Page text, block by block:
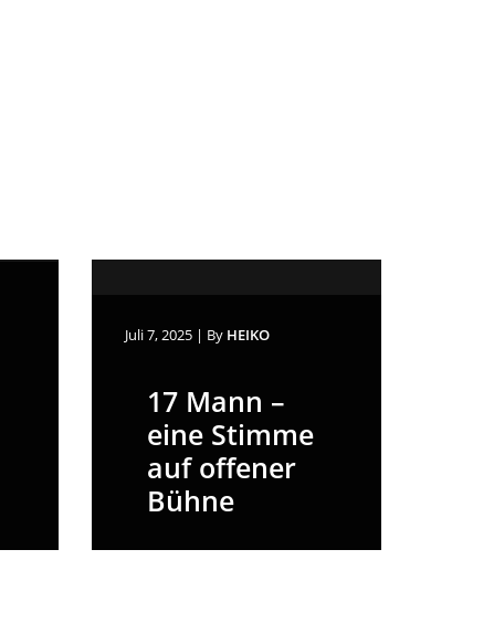
Juli 7, 2025 | By HEIKO
17 Mann –
eine Stimme
auf offener
Bühne